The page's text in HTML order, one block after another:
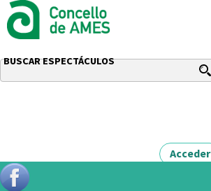
BUSCAR ESPECTÁCULOS
Acceder